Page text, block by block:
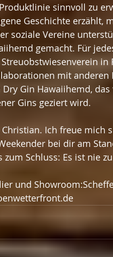
sinnvoll zu
Geschichte erzählt,
soziale Vereine
gemacht. Für
mit anderen
Dry Gin Hawaiihemd,
Gins geziert wird.
Ich freue mich
bei dir am
Schluss: Es ist nie
und